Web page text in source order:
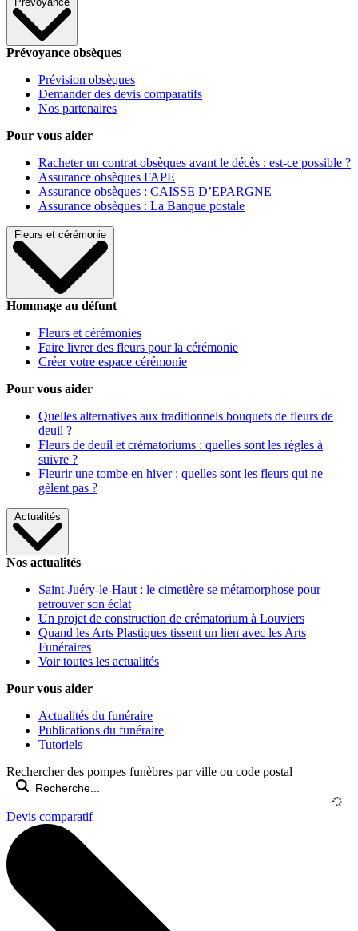
Prévoyance obsèques
Prévision obsèques
Demander des devis comparatifs
Nos partenaires
Pour vous aider
Racheter un contrat obsèques avant le décès : est-ce possible ?
Assurance obsèques FAPE
Assurance obsèques : CAISSE D’EPARGNE
Assurance obsèques : La Banque postale
Fleurs et cérémonie
Hommage au défunt
Fleurs et cérémonies
Faire livrer des fleurs pour la cérémonie
Créer votre espace cérémonie
Pour vous aider
Quelles alternatives aux traditionnels bouquets de fleurs de
deuil ?
Fleurs de deuil et crématoriums : quelles sont les règles à
suivre ?
Fleurir une tombe en hiver : quelles sont les fleurs qui ne
gèlent pas ?
Actualités
Nos actualités
Saint-Juéry-le-Haut : le cimetière se métamorphose pour
retrouver son éclat
Un projet de construction de crématorium à Louviers
Quand les Arts Plastiques tissent un lien avec les Arts
Funéraires
Voir toutes les actualités
Pour vous aider
Actualités du funéraire
Publications du funéraire
Tutoriels
Rechercher des pompes funèbres par ville ou code postal
Devis comparatif